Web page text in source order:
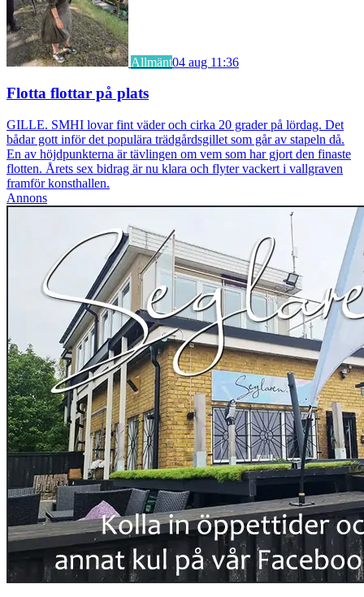
Allmänt04 aug 11:36
Flotta flottar på plats
GILLE. SMHI lovar fint väder och cirka 20 grader på lördag. Det
bådar gott inför det populära trädgårdsgillet som går av stapeln då.
En av höjdpunkterna är tävlingen om vem som har gjort den finaste
flotten. Årets sex bidrag är nu klara och flyter vackert i vallgraven
framför konsthallen.
Annons